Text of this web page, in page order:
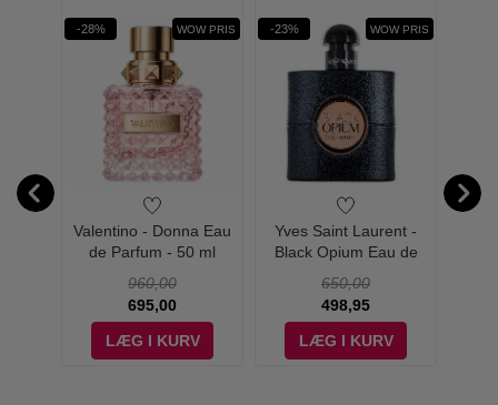
-28% WOW PRIS
Valentino - Donna Eau
de Parfum - 50 ml
960,00
695,00
LÆG I KURV
-23% WOW PRIS
Yves Saint Laurent -
Black Opium Eau de
650,00
498,95
LÆG I KURV